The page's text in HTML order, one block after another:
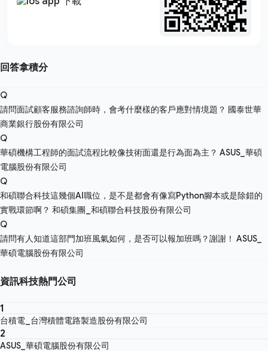
回答拿積分
Q
請問面試顧客服務諮詢師時，會考什麼樣的客戶應對情境題？ 國泰世華
商業銀行股份有限公司
Q
華碩機構工程師的面試流程比較像技術面還是行為面為主？ ASUS_華碩
電腦股份有限公司
Q
和碩聯合科技這幾個AI職位，是不是都會有像寫Python腳本或是除錯的
實戰環節啊？ 和碩集團_和碩聯合科技股份有限公司
Q
請問有人知道這部門加班風氣如何，是否可以報加班嗎？謝謝！ ASUS_
華碩電腦股份有限公司
資訊科技熱門公司
1
台積電_台灣積體電路製造股份有限公司
2
ASUS_華碩電腦股份有限公司